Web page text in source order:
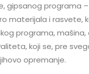
programa
materijala i rasvete,
programa,
koji se, pre
opremanje.